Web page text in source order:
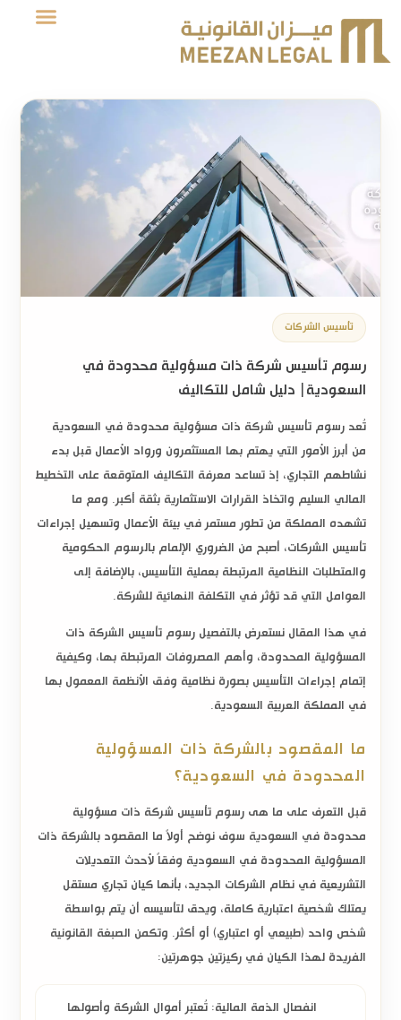
تأسيس الشركات
رسوم تأسيس شركة ذات مسؤولية محدودة في
السعودية| دليل شامل للتكاليف
تُعد رسوم تأسيس شركة ذات مسؤولية محدودة في السعودية
من أبرز الأمور التي يهتم بها المستثمرون ورواد الأعمال قبل بدء
نشاطهم التجاري، إذ تساعد معرفة التكاليف المتوقعة على التخطيط
المالي السليم واتخاذ القرارات الاستثمارية بثقة أكبر. ومع ما
تشهده المملكة من تطور مستمر في بيئة الأعمال وتسهيل إجراءات
تأسيس الشركات، أصبح من الضروري الإلمام بالرسوم الحكومية
والمتطلبات النظامية المرتبطة بعملية التأسيس، بالإضافة إلى
العوامل التي قد تؤثر في التكلفة النهائية للشركة.
في هذا المقال نستعرض بالتفصيل رسوم تأسيس الشركة ذات
المسؤولية المحدودة، وأهم المصروفات المرتبطة بها، وكيفية
إتمام إجراءات التأسيس بصورة نظامية وفق الأنظمة المعمول بها
في المملكة العربية السعودية.
ما المقصود بالشركة ذات المسؤولية
المحدودة في السعودية؟
قبل التعرف على ما هى رسوم تأسيس شركة ذات مسؤولية
محدودة في السعودية سوف نوضح أولاً ما المقصود بالشركة ذات
المسؤولية المحدودة في السعودية وفقاً لأحدث التعديلات
التشريعية في نظام الشركات الجديد، بأنها كيان تجاري مستقل
يمتلك شخصية اعتبارية كاملة، ويحق لتأسيسه أن يتم بواسطة
شخص واحد (طبيعي أو اعتباري) أو أكثر. وتكمن الصبغة القانونية
الفريدة لهذا الكيان في ركيزتين جوهرتين:
انفصال الذمة المالية: تُعتبر أموال الشركة وأصولها